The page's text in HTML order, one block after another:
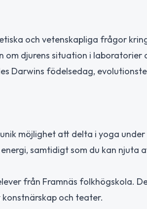
och vetenskapliga frågor
om djurens situation i laboratorier
Darwins födelsedag,
möjlighet att delta i yoga under
samtidigt som du kan njuta
från Framnäs folkhögskola.
och teater.